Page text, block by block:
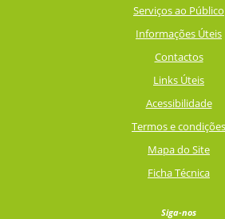
Serviços ao Público
Informações Úteis
Contactos
Links Úteis
Acessibilidade
Termos e condições
Mapa do Site
Ficha Técnica
Siga-nos